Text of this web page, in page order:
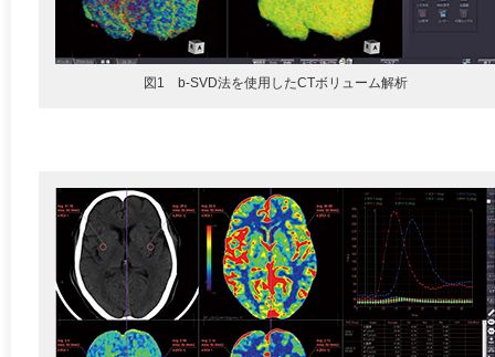
図1 b-SVD法を使用したCTボリューム解析